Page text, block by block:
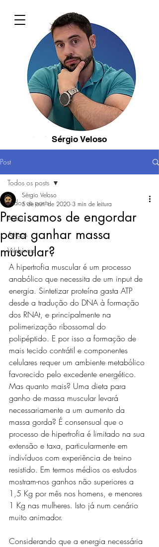
Sérgio Veloso
Post
Todos os posts
Aulas
Artigos
Webinars
Todos os posts
Precisamos de engordar
para ganhar massa
muscular?
Sérgio Veloso
5 de out. de 2020 3 min de leitura
A hipertrofia muscular é um processo
anabólico que necessita de um input de
energia. Sintetizar proteína gasta ATP
desde a tradução do DNA à formação
dos RNAt, e principalmente na
polimerização ribossomal do
polipéptido. E por isso a formação de
mais tecido contrátil e componentes
celulares requer um ambiente metabólico
favorecido pelo excedente energético.
Mas quanto mais? Uma dieta para
ganho de massa muscular levará
necessariamente a um aumento da
massa gorda? É consensual que o
processo de hipertrofia é limitado na sua
extensão e taxa, particularmente em
indivíduos com experiência de treino
resistido. Em termos médios os estudos
mostram-nos ganhos não superiores a
1,5 Kg por mês nos homens, e menores
1 Kg nas mulheres. Isto já num cenário
muito animador.
Considerando que a energia necessária